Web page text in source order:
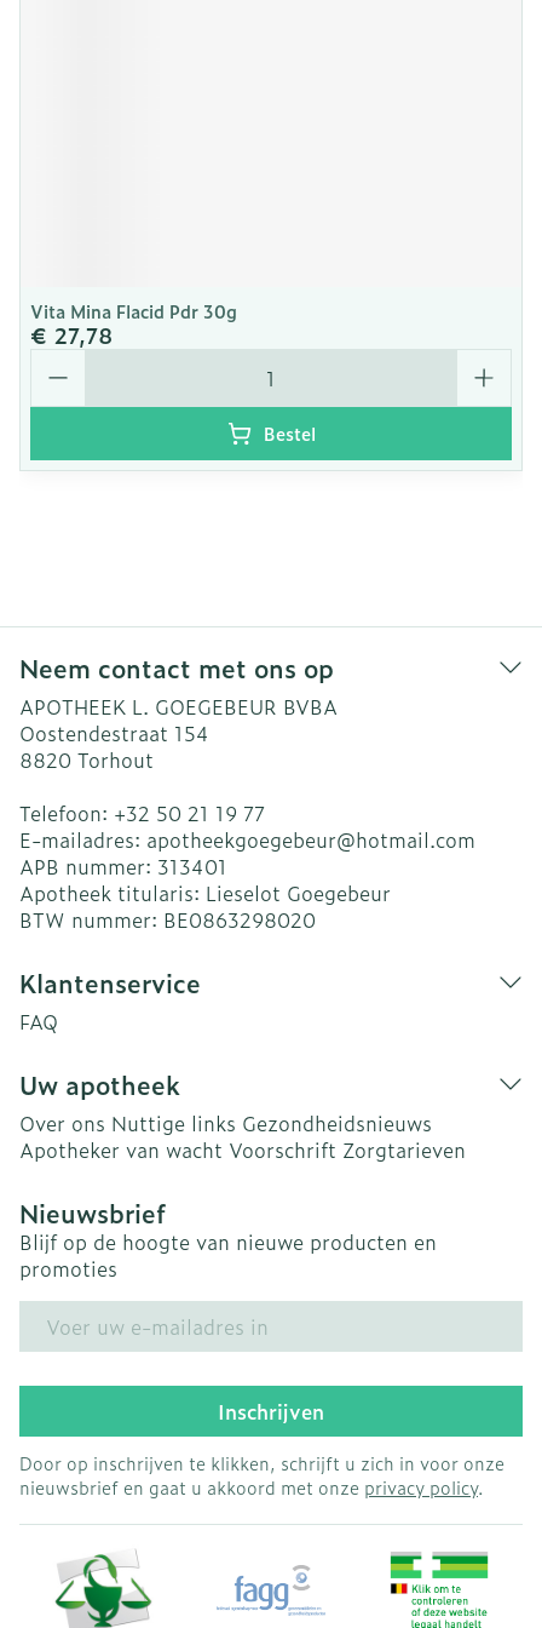
Vita Mina Flacid Pdr 30g
€ 27,78
Aantal
Bestel
Neem contact met ons op
APOTHEEK L. GOEGEBEUR BVBA
Oostendestraat 154
8820 Torhout
Telefoon: +32 50 21 19 77
E-mailadres: apotheekgoegebeur@hotmail.com
APB nummer: 313401
Apotheek titularis: Lieselot Goegebeur
BTW nummer: BE0863298020
Klantenservice
FAQ
Uw apotheek
Over ons Nuttige links Gezondheidsnieuws
Apotheker van wacht Voorschrift Zorgtarieven
Nieuwsbrief
Blijf op de hoogte van nieuwe producten en
promoties
Inschrijven
Door op inschrijven te klikken, schrijft u zich in voor onze
nieuwsbrief en gaat u akkoord met onze privacy policy.